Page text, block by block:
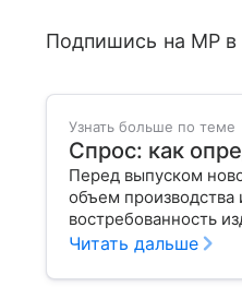
Подпишись на MP в
Узнать больше по теме
Спрос: как
Перед выпуском
объем производства
востребованность
Читать дальше